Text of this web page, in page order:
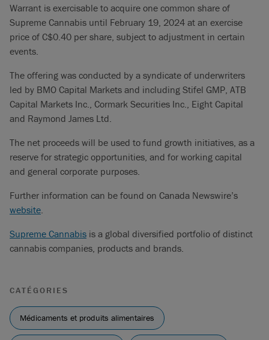
Warrant is exercisable to acquire one common share of
Supreme Cannabis until February 19, 2024 at an exercise
price of C$0.40 per share, subject to adjustment in certain
events.
The offering was conducted by a syndicate of underwriters
led by BMO Capital Markets and including Stifel GMP, ATB
Capital Markets Inc., Cormark Securities Inc., Eight Capital
and Raymond James Ltd.
The net proceeds will be used to fund growth initiatives, as a
reserve for strategic opportunities, and for working capital
and general corporate purposes.
Further information can be found on Canada Newswire’s
website.
Supreme Cannabis is a global diversified portfolio of distinct
cannabis companies, products and brands.
CATÉGORIES
Médicaments et produits alimentaires